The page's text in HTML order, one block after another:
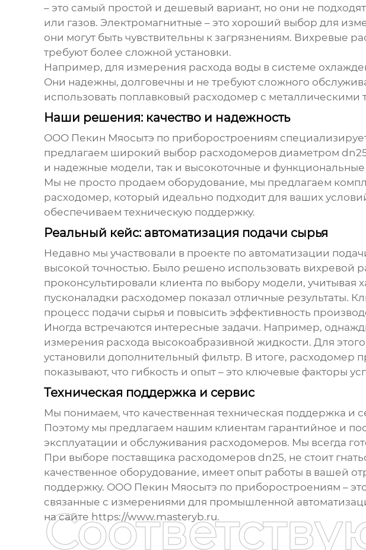
– это самый простой и дешевый вариант, но они не
или газов. Электромагнитные – это хороший выбор для
они могут быть чувствительны к загрязнениям. Вихревые
требуют более сложной установки.
Например, для измерения расхода воды в системе
Они надежны, долговечны и не требуют сложного
использовать поплавковый расходомер с металлическими
Наши решения: качество и надежность
ООО Пекин Мяосытэ по приборостроениям
предлагаем широкий выбор расходомеров диаметром
и надежные модели, так и высокоточные и
Мы не просто продаем оборудование, мы предлагаем
расходомер, который идеально подходит для ваших
обеспечиваем техническую поддержку.
Реальный кейс: автоматизация подачи сырья
Недавно мы участвовали в проекте по автоматизации
высокой точностью. Было решено использовать вихревой
проконсультировали клиента по выбору модели, учитывая
пусконаладки расходомер показал отличные результаты.
процесс подачи сырья и повысить эффективность
Иногда встречаются интересные задачи. Например,
измерения расхода высокоабразивной жидкости. Для
установили дополнительный фильтр. В итоге, расходомер
показывают, что гибкость и опыт – это ключевые факторы
Техническая поддержка и сервис
Мы понимаем, что качественная техническая поддержка и
Поэтому мы предлагаем нашим клиентам гарантийное и
эксплуатации и обслуживания расходомеров. Мы всегда
При выборе поставщика расходомеров dn25, не стоит
качественное оборудование, имеет опыт работы в вашей
поддержку. ООО Пекин Мяосытэ по приборостроениям –
связанные с измерениями для промышленной
на сайте https://www.masteryb.ru.